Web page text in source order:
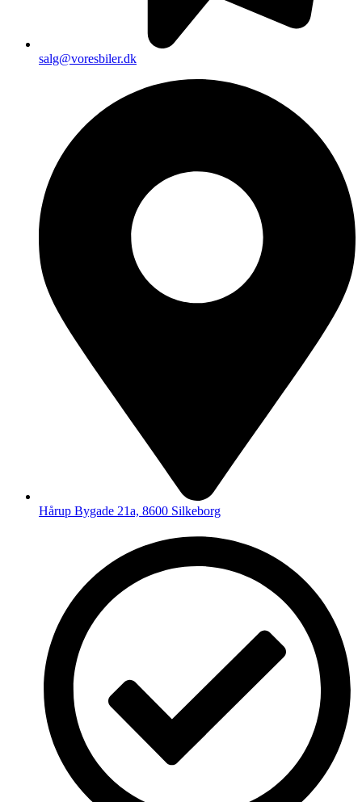
salg@voresbiler.dk
Hårup Bygade 21a, 8600 Silkeborg